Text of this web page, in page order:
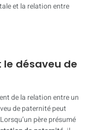
et la relation entre
le désaveu de
de la relation entre un
de paternité peut
père présumé